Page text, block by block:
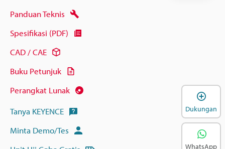
Panduan Teknis
Spesifikasi (PDF)
CAD / CAE
Buku Petunjuk
Perangkat Lunak
Tanya KEYENCE
Minta Demo/Tes
Dukungan
WhatsApp